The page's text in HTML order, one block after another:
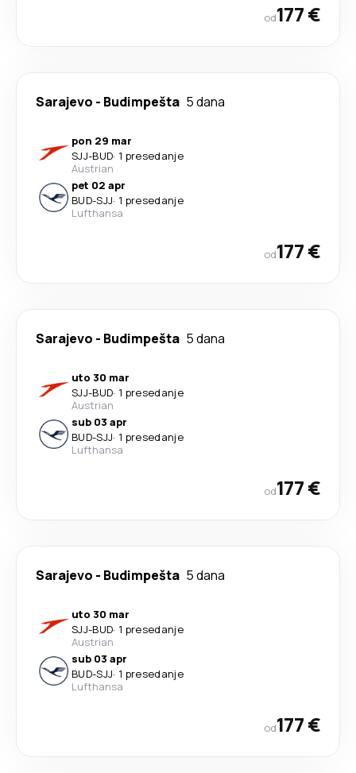
od177 €
Sarajevo - Budimpešta 5 dana
pon 29 mar
SJJ-BUD· 1 presedanje
Austrian
pet 02 apr
BUD-SJJ· 1 presedanje
Lufthansa
od177 €
Sarajevo - Budimpešta 5 dana
uto 30 mar
SJJ-BUD· 1 presedanje
Austrian
sub 03 apr
BUD-SJJ· 1 presedanje
Lufthansa
od177 €
Sarajevo - Budimpešta 5 dana
uto 30 mar
SJJ-BUD· 1 presedanje
Austrian
sub 03 apr
BUD-SJJ· 1 presedanje
Lufthansa
od177 €